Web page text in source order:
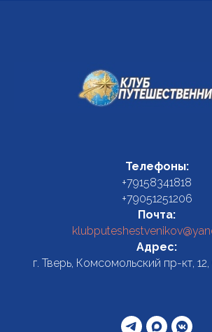
Телефоны:
+79158341818
+79051251206
Почта:
Адрес:
г. Тверь, Комсомольский пр-кт,